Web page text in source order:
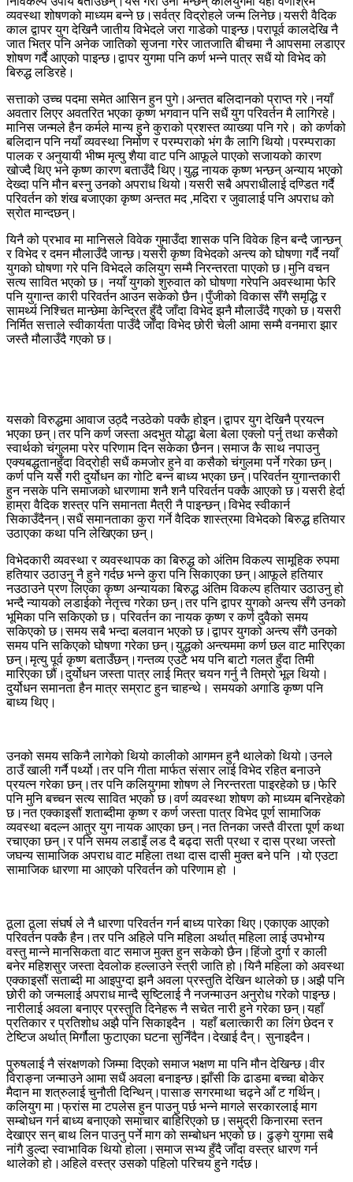
व्यवस्था शोषणको माध्यम बन्ने छ।सर्वत्र विद्रोहले जन्म लिनेछ।यसरी वैदिक
काल द्वापर युग देखिनै जातीय विभेदले जरा गाडेको पाइन्छ।परापूर्व कालदेखि नै
जात भित्र पनि अनेक जातिको सृजना गरेर जातजाति बीचमा नै आपसमा लडाएर
शोषण गर्दै आएको पाइन्छ।द्वापर युगमा पनि कर्ण भन्ने पात्र सधैं यो विभेद को
बिरुद्ध लडिरहे।
सत्ताको उच्च पदमा समेत आसिन हुन पुगे।अन्तत बलिदानको प्राप्त गरे।नयाँ
अवतार लिएर अवतरित भएका कृष्ण भगवान पनि सधैं युग परिवर्तन मै लागिरहे।
मानिस जन्मले हैन कर्मले मान्य हुने कुराको प्रशस्त व्याख्या पनि गरे। को कर्णको
बलिदान पनि नयाँ व्यवस्था निर्माण र परम्पराको भंग कै लागि थियो।परम्पराका
पालक र अनुयायी भीष्म मृत्यु शैया वाट पनि आफूले पाएको सजायको कारण
खोज्दै थिए भने कृष्ण कारण बताउँदै थिए।युद्ध नायक कृष्ण भन्छन् अन्याय भएको
देख्दा पनि मौन बस्नु उनको अपराध थियो।यसरी सबै अपराधीलाई दण्डित गर्दै
परिवर्तन को शंख बजाएका कृष्ण अन्तत मद ,मदिरा र जुवालाई पनि अपराध को
स्रोत मान्दछन्।
यिनै को प्रभाव मा मानिसले विवेक गुमाउँदा शासक पनि विवेक हिन बन्दै जान्छन्
र विभेद र दमन मौलाउँदै जान्छ।यसरी कृष्ण विभेदको अन्त्य को घोषणा गर्दै नयाँ
युगको घोषणा गरे पनि विभेदले कलियुग सम्मै निरन्तरता पाएको छ।मुनि वचन
सत्य सावित भएको छ। नयाँ युगको शुरुवात को घोषणा गरेपनि अवस्थामा फेरि
पनि युगान्त कारी परिवर्तन आउन सकेको छैन।पुँजीको विकास सँगै समृद्धि र
सामर्थ्य निश्चित मान्छेमा केन्द्रित हुँदै जाँदा विभेद झनै मौलाउँदै गएको छ।यसरी
निर्मित सत्ताले स्वीकार्यता पाउँदै जाँदा विभेद छोरी चेली आमा सम्मै वनमारा झार
जस्तै मौलाउँदै गएको छ।
यसको विरुद्धमा आवाज उठ्दै नउठेको पक्कै होइन।द्वापर युग देखिनै प्रयत्न
भएका छन्।तर पनि कर्ण जस्ता अदभुत योद्धा बेला बेला एक्लो पर्नु तथा कसैको
स्वार्थको चंगुलमा परेर परिणाम दिन सकेका छैनन।समाज कै साथ नपाउनु
एक्यबद्धतानहुँदा विद्रोही सधैं कमजोर हुने वा कसैको चंगुलमा पर्ने गरेका छन्।
कर्ण पनि यसै गरी दुर्योधन का गोटि बन्न बाध्य भएका छन्।परिवर्तन युगान्तकारी
हुन नसके पनि समाजको धारणामा शनै शनै परिवर्तन पक्कै आएको छ।यसरी हेर्दा
हाम्रा वैदिक शस्त्र पनि समानता मैत्री नै पाइन्छन्।विभेद स्वीकार्न
सिकाउँदैनन्।सधैं समानताका कुरा गर्ने वैदिक शास्त्रमा विभेदको बिरुद्ध हतियार
उठाएका कथा पनि लेखिएका छन्।
विभेदकारी व्यवस्था र व्यवस्थापक का बिरुद्ध को अंतिम विकल्प सामूहिक रुपमा
हतियार उठाउनु नै हुने गर्दछ भन्ने कुरा पनि सिकाएका छन्।आफूले हतियार
नउठाउने प्रण लिएका कृष्ण अन्यायका बिरुद्ध अंतिम विकल्प हतियार उठाउनु हो
भन्दै न्यायको लडाईको नेतृत्त्व गरेका छन्।तर पनि द्वापर युगको अन्त्य सँगै उनको
भूमिका पनि सकिएको छ। परिवर्तन का नायक कृष्ण र कर्ण दुवैको समय
सकिएको छ।समय सबै भन्दा बलवान भएको छ।द्वापर युगको अन्त्य सँगै उनको
समय पनि सकिएको घोषणा गरेका छन्।युद्धको अन्त्यममा कर्ण छल वाट मारिएका
छन्।मृत्यु पूर्व कृष्ण बताउँछन्।गन्तव्य एउटै भय पनि बाटो गलत हुँदा तिमी
मारिएका छौं।दुर्योधन जस्ता पात्र लाई मित्र चयन गर्नु नै तिम्रो भूल थियो।
दुर्योधन समानता हैन मात्र सम्राट हुन चाहन्थे। समयको अगाडि कृष्ण पनि
बाध्य थिए।
उनको समय सकिनै लागेको थियो कालीको आगमन हुनै थालेको थियो।उनले
ठाउँ खाली गर्नै पर्थ्यो।तर पनि गीता मार्फत संसार लाई विभेद रहित बनाउने
प्रयत्न गरेका छन्।तर पनि कलियुगमा शोषण ले निरन्तरता पाइरहेको छ।फेरि
पनि मुनि बच्चन सत्य सावित भएको छ।वर्ण व्यवस्था शोषण को माध्यम बनिरहेको
छ।नत एक्काइसौं शताब्दीमा कृष्ण र कर्ण जस्ता पात्र विभेद पूर्ण सामाजिक
व्यवस्था बदल्न आतुर युग नायक आएका छन्।नत तिनका जस्तै वीरता पूर्ण कथा
रचाएका छन्।र पनि समय लडाइँ लड दै बढ्दा सती प्रथा र दास प्रथा जस्तो
जघन्य सामाजिक अपराध वाट महिला तथा दास दासी मुक्त बने पनि ।यो एउटा
सामाजिक धारणा मा आएको परिवर्तन को परिणाम हो ।
ठूला ठूला संघर्ष ले नै धारणा परिवर्तन गर्न बाध्य पारेका थिए।एकाएक आएको
परिवर्तन पक्कै हैन।तर पनि अहिले पनि महिला अर्थात् महिला लाई उपभोग्य
वस्तु मान्ने मानसिकता वाट समाज मुक्त हुन सकेको छैन।हिंजो दुर्गा र काली
बनेर महिशसुर जस्ता देवलोक हल्लाउने स्त्री जाति हो।यिनै महिला को अवस्था
एक्काइसौं सताब्दी मा आइपुग्दा झनै अवला प्रस्तुति देखिन थालेको छ।अझै पनि
छोरी को जन्मलाई अपराध मान्दै सृष्टिलाई नै नजन्माउन अनुरोध गरेको पाइन्छ।
नारीलाई अवला बनाएर प्रस्तुति दिनेहरू नै सचेत नारी हुने गरेका छन्।यहाँ
प्रतिकार र प्रतिशोध अझै पनि सिकाइदैन । यहाँ बलात्कारी का लिंग छेदन र
टेष्टिज अर्थात् मिर्गौला फुटाएका घटना सुनिँदैन।देखाई दैन्। सुनाइदैन।
पुरुषलाई नै संरक्षणको जिम्मा दिएको समाज भक्षण मा पनि मौन देखिन्छ।वीर
विराङ्ना जन्माउने आमा सधैं अवला बनाइन्छ।झाँसी कि ढाडमा बच्चा बोकेर
मैदान मा शत्रुलाई चुनौती दिन्थिन्।पासाङ सगरमाथा चढ्ने आँ ट गर्थिन्।
कलियुग मा।फ्रांस मा टपलेस हुन पाउनु पर्छ भन्ने मागले सरकारलाई माग
सम्बोधन गर्न बाध्य बनाएको समाचार बाहिरिएको छ।समुद्री किनारमा स्तन
देखाएर सन् बाथ लिन पाउनु पर्ने माग को सम्बोधन भएको छ। ढुङ्गे युगमा सबै
नांगै डुल्दा स्वाभाविक थियो होला।समाज सभ्य हुँदै जाँदा वस्त्र धारण गर्न
थालेको हो।अहिले वस्त्र उसको पहिलो परिचय हुने गर्दछ।